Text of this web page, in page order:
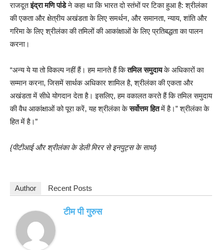
राजदूतइंद्रा मणि पांडेने कहा था कि भारत दो स्तंभों पर टिका हुआ है: श्रीलंका
की एकता और क्षेत्रीय अखंडता के लिए समर्थन, और समानता, न्याय, शांति और
गरिमा के लिए श्रीलंका की तमिलों की आकांक्षाओं के लिए प्रतिबद्धता का पालन
करना।
“अन्य ये या तो विकल्प नहीं हैं। हम मानते हैं कितमिल समुदायके अधिकारों का
सम्मान करना, जिसमें सार्थक अधिकार शामिल है, श्रीलंका की एकता और
अखंडता में सीधे योगदान देता है। इसलिए, हम वकालत करते हैं कि तमिल समुदाय
की वैध आकांक्षाओं को पूरा करें, यह श्रीलंका केसर्वोत्तम हितमें है।” श्रीलंका के
हित में है।”
{पीटीआई और श्रीलंका के डेली मिरर से इनपुट्स के साथ}
Author Recent Posts
टीम पी गुरुस